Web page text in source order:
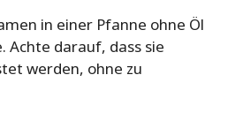
in einer Pfanne ohne Öl
Achte darauf, dass sie
werden, ohne zu